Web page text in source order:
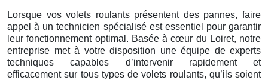
Lorsque vos volets roulants présentent des pannes, faire
appel à un technicien spécialisé est essentiel pour garantir
leur fonctionnement optimal. Basée à cœur du Loiret, notre
entreprise met à votre disposition une équipe de experts
techniques capables d’intervenir rapidement et
efficacement sur tous types de volets roulants, qu’ils soient